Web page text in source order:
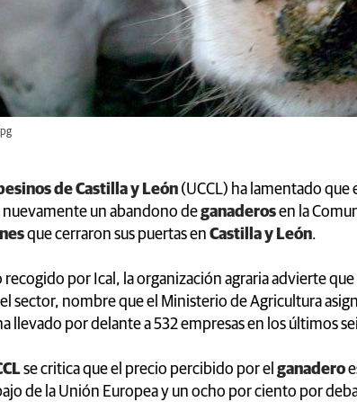
de Castilla y León (UCCL) ha lamentado que
un abandono deganaderosen la
que cerraron sus puertas en Castilla y León.
recogido por Ical, la organización agraria advierte que
sector, nombre que el Ministerio de Agricultura
llevado por delante a 532 empresas en los últimos
se critica que el precio percibido por el ganadero
de la Unión Europea y un ocho por ciento por